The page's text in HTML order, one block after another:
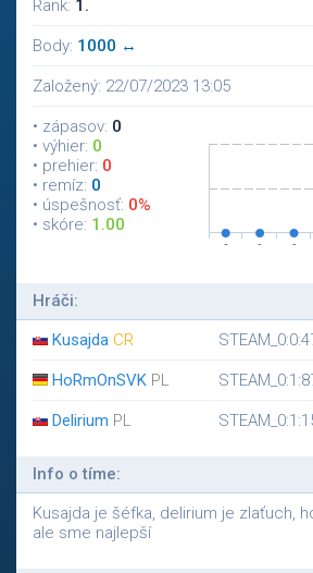
Rank: 1.
Body: 1000 ↔
Založený: 22/07/2023 13:05
• zápasov: 0
• výhier: 0
• prehier: 0
• remíz: 0
• úspešnosť: 0%
• skóre: 1.00
Hráči:
Kusajda CR
HoRmOnSVK PL
Delirium PL
Info o tíme:
Kusajda je šéfka, delirium je zlaťuch,
ale sme najlepší